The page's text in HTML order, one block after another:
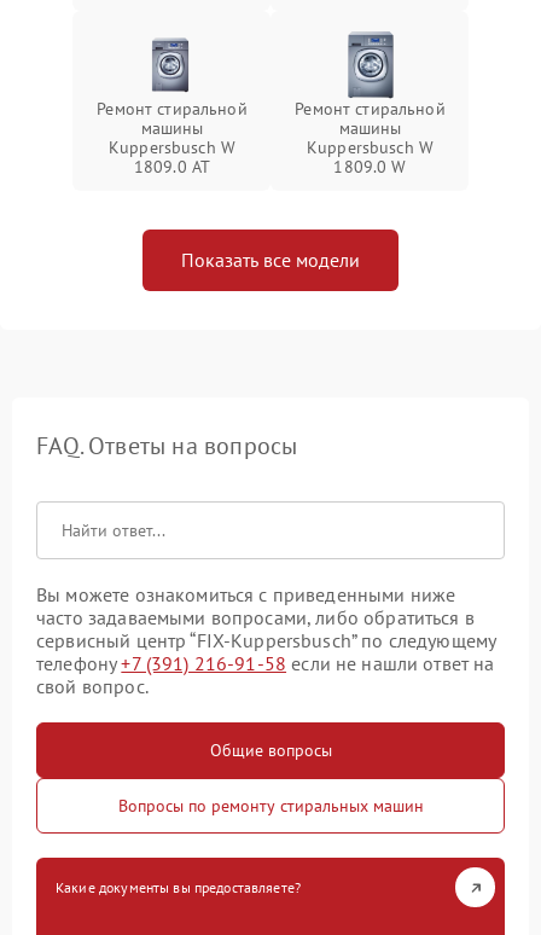
Ремонт стиральной
машины
Kuppersbusch W
1809.0 AT
Ремонт стиральной
машины
Kuppersbusch W
1809.0 W
Показать все модели
FAQ. Ответы на вопросы
Вы можете ознакомиться с приведенными ниже
часто задаваемыми вопросами, либо обратиться в
сервисный центр “FIX-Kuppersbusch” по следующему
телефону+7 (391) 216-91-58 если не нашли ответ на
свой вопрос.
Общие вопросы
Вопросы по ремонту стиральных машин
Какие документы вы предоставляете?